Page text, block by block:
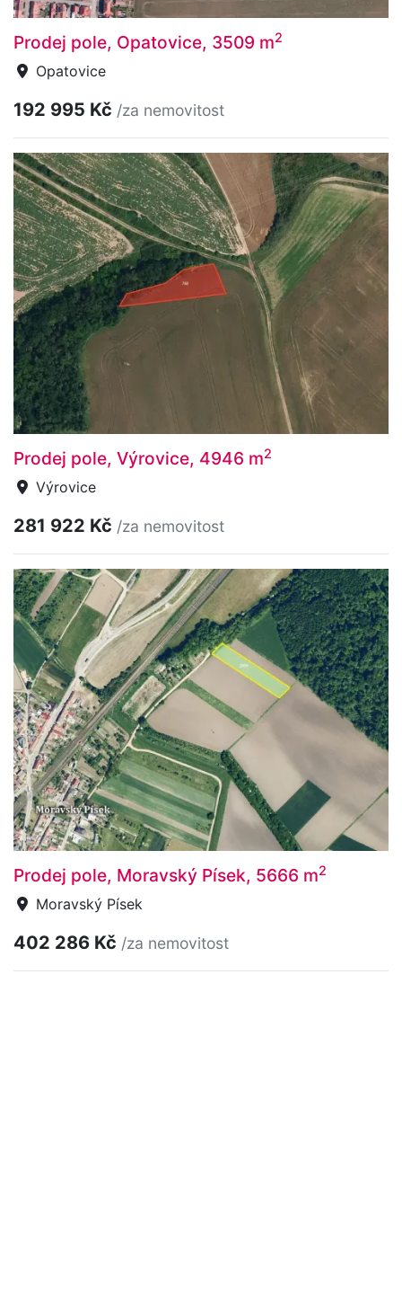
Prodej pole, Opatovice, 3509 m2
Opatovice
192 995 Kč /za nemovitost
Prodej pole, Výrovice, 4946 m2
Výrovice
281 922 Kč /za nemovitost
Prodej pole, Moravský Písek, 5666 m2
Moravský Písek
402 286 Kč /za nemovitost